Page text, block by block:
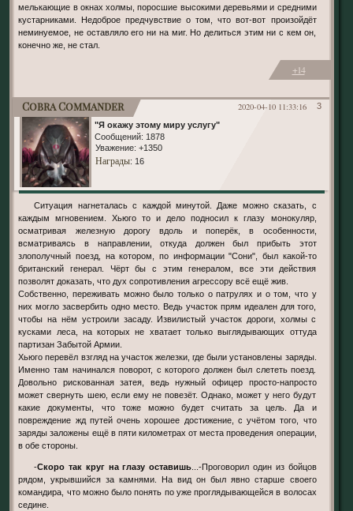
мелькающие в окнах холмы, поросшие высокими деревьями и средними
кустарниками. Недоброе предчувствие о том, что вот-вот произойдёт
неминуемое, не оставляло его ни на миг. Но делиться этим ни с кем он,
конечно же, не стал.
+14
3
2020-04-10 11:33:16
Cobra Commander
"Я окажу этому миру услугу"
Сообщений: 1878
Уважение: +1350
Награды: 16
Ситуация нагнеталась с каждой минутой. Даже можно сказать, с
каждым мгновением. Хьюго то и дело подносил к глазу монокуляр,
осматривая железную дорогу вдоль и поперёк, в особенности,
всматриваясь в направлении, откуда должен был прибыть этот
злополучный поезд, на котором, по информации "Сони", был какой-то
британский генерал. Чёрт бы с этим генералом, все эти действия
позволят доказать, что дух сопротивления агрессору всё ещё жив.
Собственно, переживать можно было только о патрулях и о том, что у
них могло засвербить одно место. Ведь участок прям идеален для того,
чтобы на нём устроили засаду. Извилистый участок дороги, холмы с
кусками леса, на которых не хватает только выглядывающих оттуда
партизан Забытой Армии.
Хьюго перевёл взгляд на участок железки, где были установлены заряды.
Именно там начинался поворот, с которого должен был слететь поезд.
Довольно рискованная затея, ведь нужный офицер просто-напросто
может свернуть шею, если ему не повезёт. Однако, может у него будут
какие документы, что тоже можно будет считать за цель. Да и
повреждение жд путей очень хорошее достижение, с учётом того, что
заряды заложены ещё в пяти километрах от места проведения операции,
в обе стороны.
-Скоро так круг на глазу оставишь ...-Проговорил один из бойцов
рядом, укрывшийся за камнями. На вид он был явно старше своего
командира, что можно было понять по уже проглядывающейся в волосах
седине.